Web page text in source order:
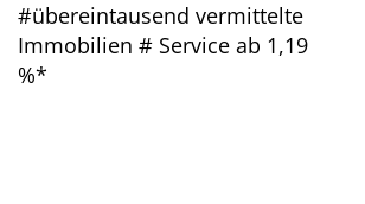
#übereintausend vermittelte
Immobilien # Service ab 1,19
%*